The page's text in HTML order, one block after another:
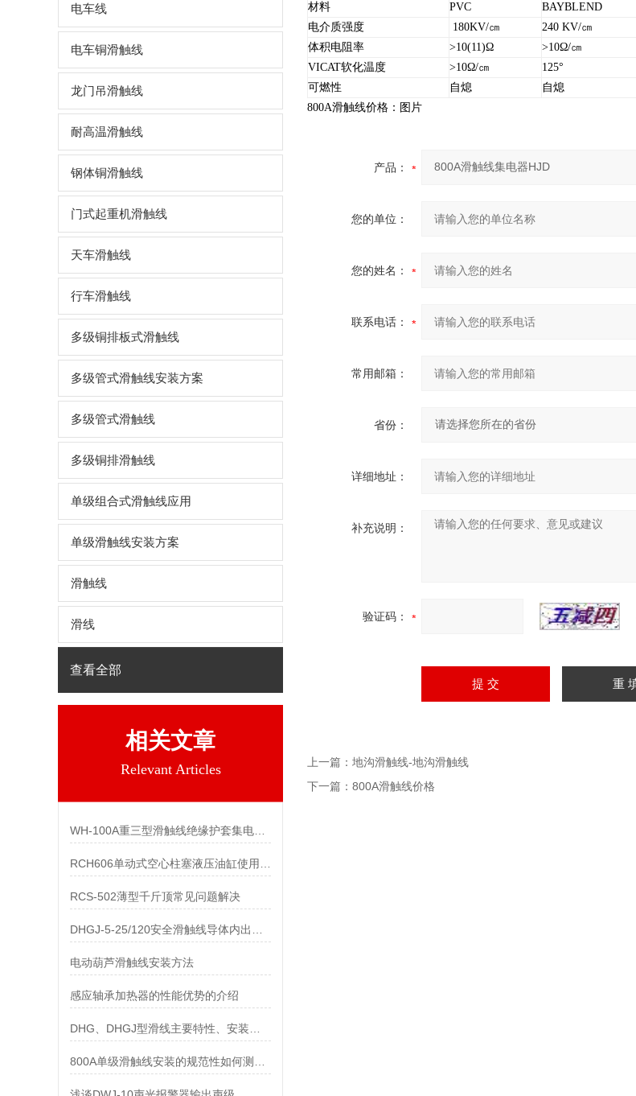
电车线
电车铜滑触线
龙门吊滑触线
耐高温滑触线
钢体铜滑触线
门式起重机滑触线
天车滑触线
行车滑触线
多级铜排板式滑触线
多级管式滑触线安装方案
多级管式滑触线
多级铜排滑触线
单级组合式滑触线应用
单级滑触线安装方案
滑触线
滑线
查看全部
相关文章
Relevant Articles
WH-100A重三型滑触线绝缘护套集电器技术参数
RCS-502薄型千斤顶常见问题解决
电动葫芦滑触线安装方法
感应轴承加热器的性能优势的介绍
材料
PVC BAYBLEND
电介质强度
180KV/㎝ 240 KV/㎝
体积电阻率
>10(11)Ω >10Ω/㎝
VICAT软化温度
>10Ω/㎝ 125°
可燃性
自熄
自熄
800A滑触线价格 ：图片
产品：
您的单位：
您的姓名：
联系电话：
常用邮箱：
省份：
详细地址：
补充说明：
验证码：
上一篇： 地沟滑触线-地沟滑触线
下一篇： 800A滑触线价格